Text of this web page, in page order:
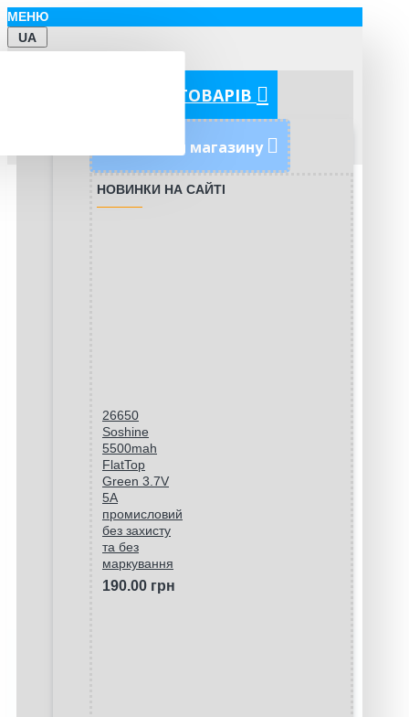
МЕНЮ
UA
КАТЕГОРІЇ ТОВАРІВ
Новинки магазину
НОВИНКИ НА САЙТІ
26650
Soshine
5500mah
FlatTop
Green 3.7V
5A
промисловий
без захисту
та без
маркування
190.00 грн